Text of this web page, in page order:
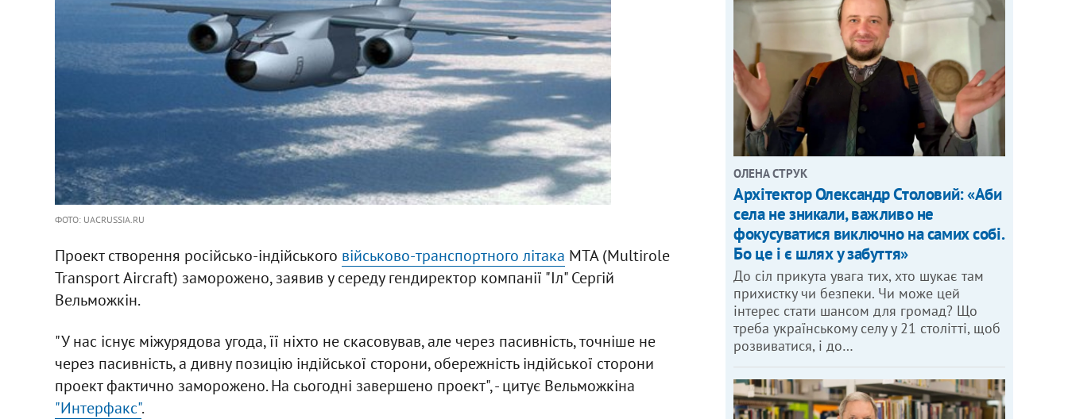
ФОТО: UACRUSSIA.RU
Проект створення російсько-індійського військово-транспортного літака МТА (Multirole
Transport Aircraft) заморожено, заявив у середу гендиректор компанії "Іл" Сергій
Вельможкін.
"У нас існує міжурядова угода, її ніхто не скасовував, але через пасивність, точніше не
через пасивність, а дивну позицію індійської сторони, обережність індійської сторони
проект фактично заморожено. На сьогодні завершено проект", - цитує Вельможкіна
"Интерфакс".
ОЛЕНА СТРУК
Архітектор Олександр Столовий: «Аби
села не зникали, важливо не
фокусуватися виключно на самих собі.
Бо це і є шлях у забуття»
До сіл прикута увага тих, хто шукає там
прихистку чи безпеки. Чи може цей
інтерес стати шансом для громад? Що
треба українському селу у 21 столітті, щоб
розвиватися, і до…